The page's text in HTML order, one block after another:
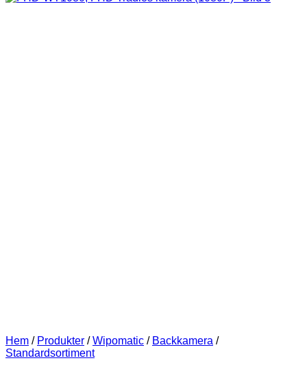
Hem / Produkter / Wipomatic / Backkamera /
Standardsortiment